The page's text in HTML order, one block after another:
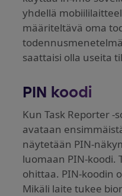
yhdellä
määriteltävä oma
saattaisi olla useita
PIN koodi
Kun Task Reporter -
avataan
näytetään PIN-
luomaan PIN-koodi.
ohittaa. PIN-koodin
Mikäli laite tukee